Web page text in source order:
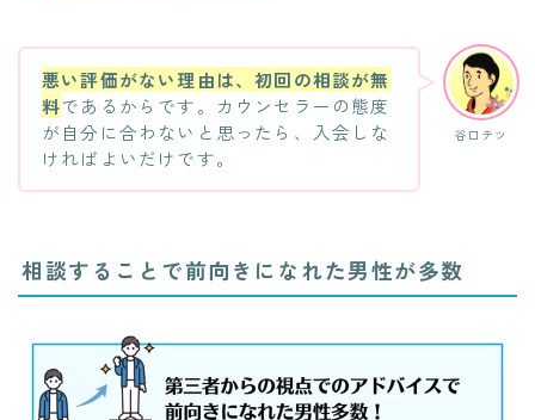
谷口テツ
悪い評価がない理由は、初回の相談が無
料であるからです。カウンセラーの態度
が自分に合わないと思ったら、入会しな
ければよいだけです。
相談することで前向きになれた男性が多数